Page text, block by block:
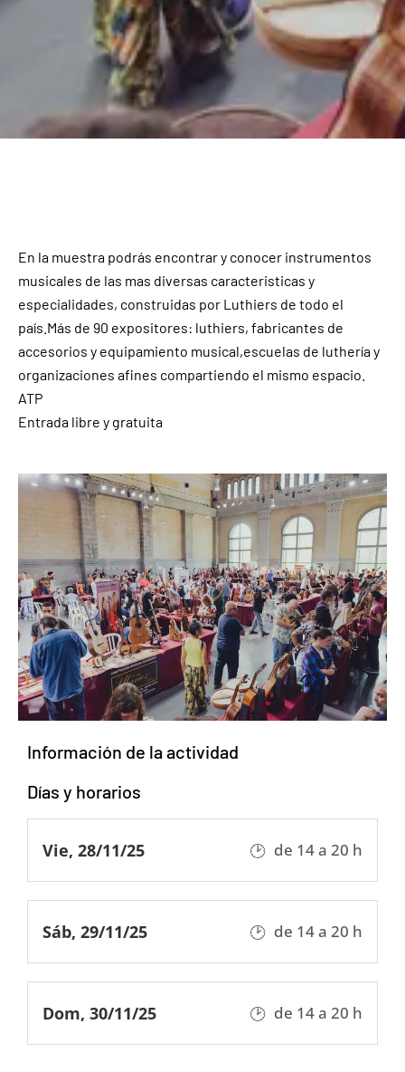
En la muestra podrás encontrar y conocer instrumentos
musicales de las mas diversas caracteristicas y
especialidades, construidas por Luthiers de todo el
país.Más de 90 expositores: luthiers, fabricantes de
accesorios y equipamiento musical,escuelas de luthería y
organizaciones afines compartiendo el mismo espacio.
ATP
Entrada libre y gratuita
Información de la actividad
Días y horarios
Vie, 28/11/25 de 14 a 20 h
Sáb, 29/11/25 de 14 a 20 h
Dom, 30/11/25 de 14 a 20 h